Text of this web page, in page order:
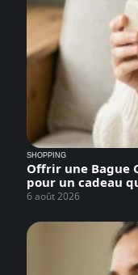
SHOPPING
Offrir une Bague
pour un cadeau
6 août 2026